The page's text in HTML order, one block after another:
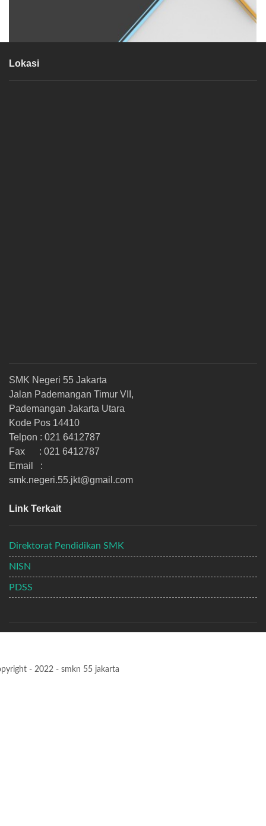
Lokasi
SMK Negeri 55 Jakarta
Jalan Pademangan Timur VII,
Pademangan Jakarta Utara
Kode Pos 14410
Telpon : 021 6412787
Fax : 021 6412787
Email :
smk.negeri.55.jkt@gmail.com
Link Terkait
Direktorat Pendidikan SMK
NISN
PDSS
- 2022 - smkn 55 jakarta